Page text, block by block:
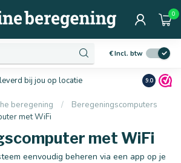
0
€Incl. btw
bij jou op locatie Ruim10
9.0
beregening /
Beregeningscomputers
met WiFi
met WiFi
eenvoudig beheren via een app op je